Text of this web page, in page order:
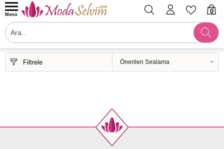
0
Menü
Filtrele